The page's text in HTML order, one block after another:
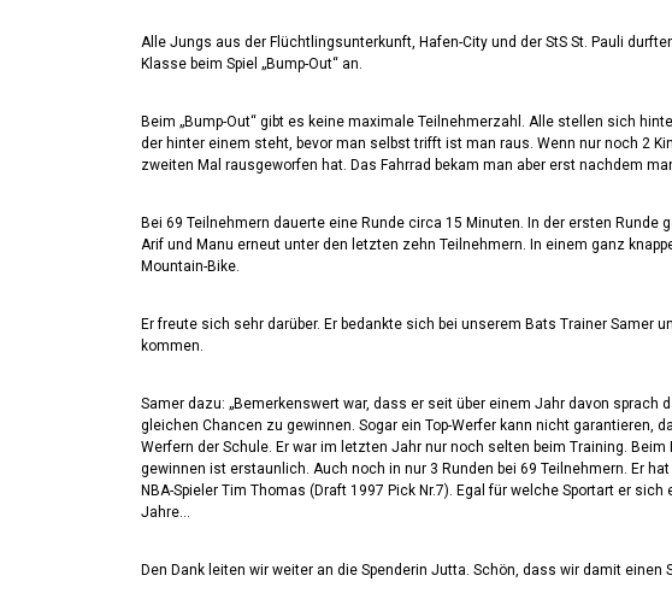
Alle Jungs aus der Flüchtlingsunterkunft, Hafen-City und der StS St. Pauli
Klasse beim Spiel „Bump-Out“ an.
Beim „Bump-Out“ gibt es keine maximale Teilnehmerzahl. Alle stellen sich
der hinter einem steht, bevor man selbst trifft ist man raus. Wenn nur noch 2
zweiten Mal rausgeworfen hat. Das Fahrrad bekam man aber erst nachdem
Bei 69 Teilnehmern dauerte eine Runde circa 15 Minuten. In der ersten Runde
Arif und Manu erneut unter den letzten zehn Teilnehmern. In einem ganz
Mountain-Bike.
Er freute sich sehr darüber. Er bedankte sich bei unserem Bats Trainer Samer
kommen.
Samer dazu: „Bemerkenswert war, dass er seit über einem Jahr davon sprach
gleichen Chancen zu gewinnen. Sogar ein Top-Werfer kann nicht garantieren,
Werfern der Schule. Er war im letzten Jahr nur noch selten beim Training.
gewinnen ist erstaunlich. Auch noch in nur 3 Runden bei 69 Teilnehmern. Er
NBA-Spieler Tim Thomas (Draft 1997 Pick Nr.7). Egal für welche Sportart er
Jahre…
Den Dank leiten wir weiter an die Spenderin Jutta. Schön, dass wir damit